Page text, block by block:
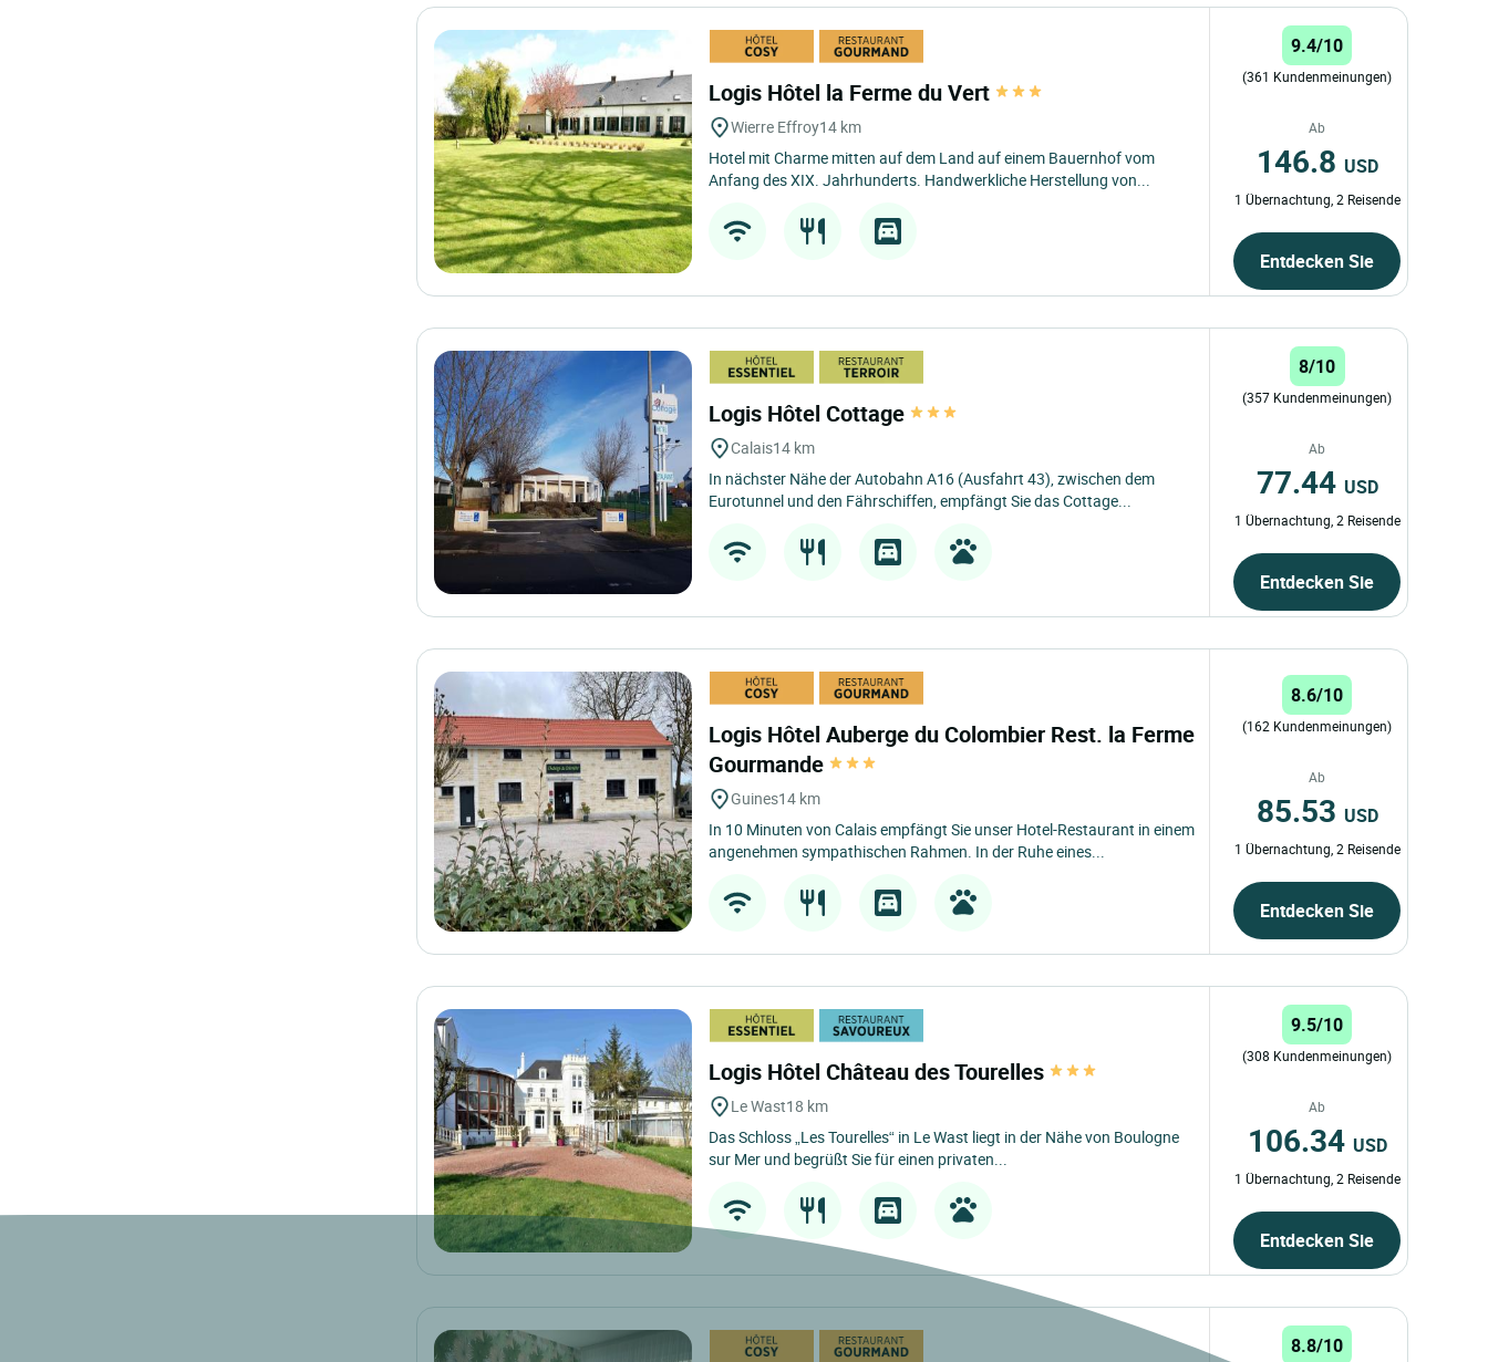
Logis Hôtel la Ferme du Vert
Wierre Effroy14 km
Hotel mit Charme mitten auf dem Land auf einem Bauernhof vom
Anfang des XIX. Jahrhunderts. Handwerkliche Herstellung von...
9.4/10
(361 Kundenmeinungen)
Ab
146.8 USD
1 Übernachtung, 2 Reisende
Entdecken Sie
Logis Hôtel Cottage
Calais14 km
In nächster Nähe der Autobahn A16 (Ausfahrt 43), zwischen dem
Eurotunnel und den Fährschiffen, empfängt Sie das Cottage...
8/10
(357 Kundenmeinungen)
Ab
77.44 USD
1 Übernachtung, 2 Reisende
Entdecken Sie
Logis Hôtel Auberge du Colombier Rest. la Ferme
Gourmande
Guines14 km
In 10 Minuten von Calais empfängt Sie unser Hotel-Restaurant in einem
angenehmen sympathischen Rahmen. In der Ruhe eines...
8.6/10
(162 Kundenmeinungen)
Ab
85.53 USD
1 Übernachtung, 2 Reisende
Entdecken Sie
Logis Hôtel Château des Tourelles
Le Wast18 km
Das Schloss „Les Tourelles“ in Le Wast liegt in der Nähe von Boulogne
sur Mer und begrüßt Sie für einen privaten...
9.5/10
(308 Kundenmeinungen)
Ab
106.34 USD
1 Übernachtung, 2 Reisende
Entdecken Sie
8.8/10